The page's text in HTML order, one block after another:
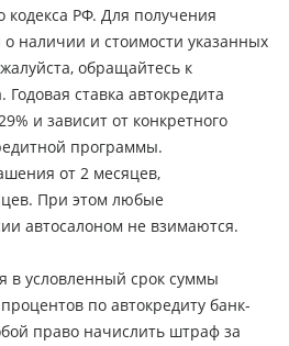
кодекса РФ. Для получения
наличии и стоимости указанных
обращайтесь к
ставка автокредита
и зависит от конкретного
программы.
от 2 месяцев,
При этом любые
автосалоном не взимаются.
в условленный срок суммы
по автокредиту банк-
право начислить штраф за